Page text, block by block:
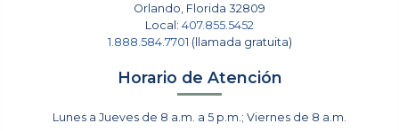
Orlando Florida 32809
Local: 407.855.5452
1.888.584.7701 (llamada gratuita)
Horario de Atención
Lunes a Jueves de 8 a.m. a 5 p.m.; Viernes de 8 a.m.